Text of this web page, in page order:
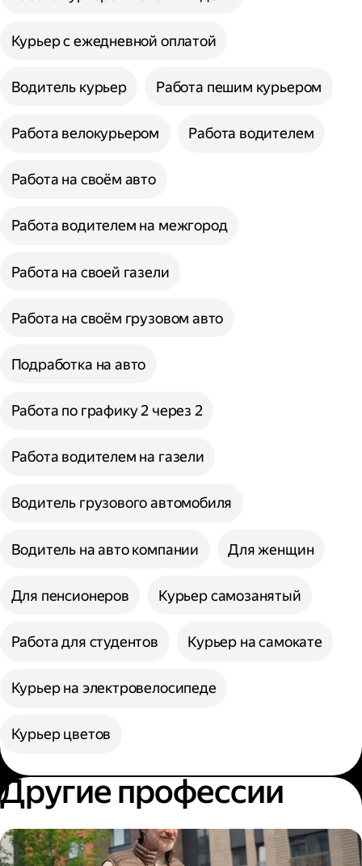
Курьер с ежедневной оплатой
Водитель курьер Работа пешим курьером
Работа велокурьером Работа водителем
Работа на своём авто
Работа водителем на межгород
Работа на своей газели
Работа на своём грузовом авто
Подработка на авто
Работа по графику 2 через 2
Работа водителем на газели
Водитель грузового автомобиля
Водитель на авто компании Для женщин
Для пенсионеров Курьер самозанятый
Работа для студентов Курьер на самокате
Курьер на электровелосипеде
Курьер цветов
Другие профессии